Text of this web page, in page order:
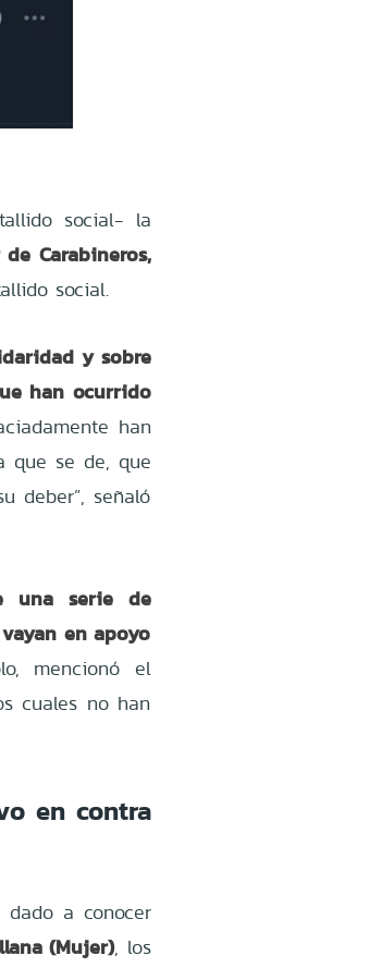
social- la
Carabineros,
social.
y sobre
han ocurrido
han
que se de, que
deber”, señaló
una serie de
en apoyo
mencionó el
cuales no han
en contra
a conocer
(Mujer), los